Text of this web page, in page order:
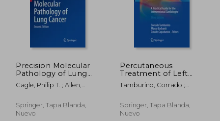
Precision Molecular
Pathology of Lung
Cancer (en Inglés)
Cagle, Philip T. ; Allen,
Mary Beth
Springer, Tapa Blanda,
Nuevo
Percutaneous
Treatment of Left
Side Cardiac Valves: A
Practical Guide for the
Cardiologist (en
Inglés)
Tamburino, Corrado ;
Capodanno, Davide
Springer, Tapa Blanda,
Nuevo